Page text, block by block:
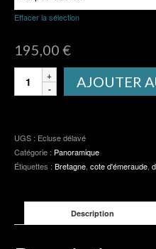
Effacer la sélection
195,00 €
quantité
AJOUTER
UGS : Ecluse délavé
Catégorie : Panoramique
Étiquettes : Bretagne cote d'émeraude
Description